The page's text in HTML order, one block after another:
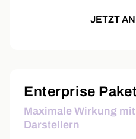
JETZT
Enterprise Paket
Maximale Wirkung
Darstellern